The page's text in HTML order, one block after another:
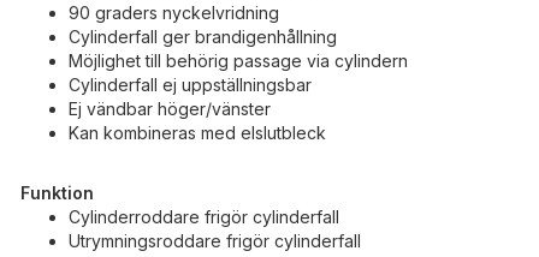
90 graders nyckelvridning
Cylinderfall ger brandigenhållning
Möjlighet till behörig passage via cylindern
Cylinderfall ej uppställningsbar
Ej vändbar höger/vänster
Kan kombineras med elslutbleck
Funktion
Cylinderroddare frigör cylinderfall
Utrymningsroddare frigör cylinderfall